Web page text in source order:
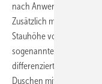
nach Anwendung, bei
Zusätzlich muss der
Stauhöhe von 10 mm
sogenannte
differenzierte
Duschen mit einem